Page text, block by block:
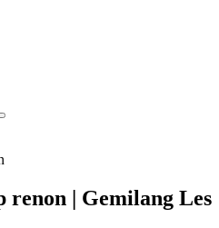
renon | Gemilang Les